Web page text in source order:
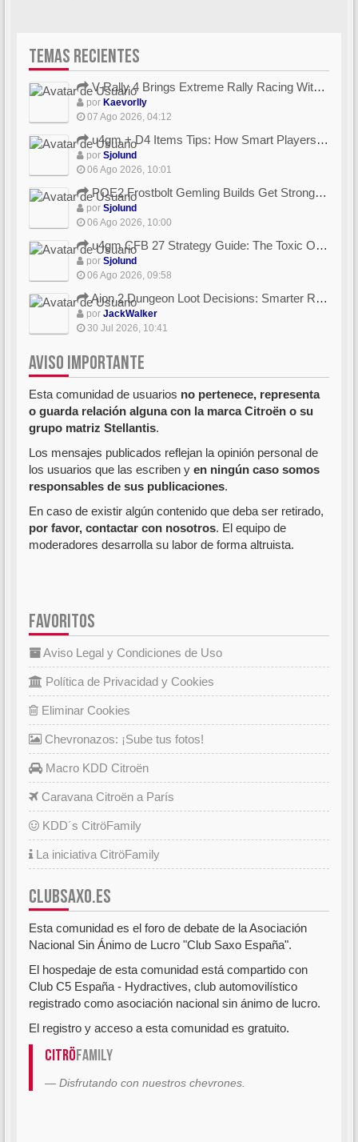
TEMAS RECIENTES
V-Rally 4 Brings Extreme Rally Racing With Challenging Track...
por Kaevorlly
07 Ago 2026, 04:12
u4gm + D4 Items Tips: How Smart Players Optimize Gear, Build...
por Sjolund
06 Ago 2026, 10:01
POE2 Frostbolt Gemling Builds Get Stronger With u4gm’s Ice C...
por Sjolund
06 Ago 2026, 10:00
u4gm CFB 27 Strategy Guide: The Toxic Offensive Scheme Your ...
por Sjolund
06 Ago 2026, 09:58
Aion 2 Dungeon Loot Decisions: Smarter Runs With U4N
por JackWalker
30 Jul 2026, 10:41
AVISO IMPORTANTE
Esta comunidad de usuarios no pertenece, representa
o guarda relación alguna con la marca Citroën o su
grupo matriz Stellantis.
Los mensajes publicados reflejan la opinión personal de
los usuarios que las escriben y en ningún caso somos
responsables de sus publicaciones.
En caso de existir algún contenido que deba ser retirado,
por favor, contactar con nosotros. El equipo de
moderadores desarrolla su labor de forma altruista.
FAVORITOS
Aviso Legal y Condiciones de Uso
Política de Privacidad y Cookies
Eliminar Cookies
Chevronazos: ¡Sube tus fotos!
Macro KDD Citroën
Caravana Citroën a París
KDD´s CitröFamily
La iniciativa CitröFamily
CLUBSAXO.ES
Esta comunidad es el foro de debate de la Asociación
Nacional Sin Ánimo de Lucro "Club Saxo España".
El hospedaje de esta comunidad está compartido con
Club C5 España - Hydractives, club automovilístico
registrado como asociación nacional sin ánimo de lucro.
El registro y acceso a esta comunidad es gratuito.
CitröFamily
Disfrutando con nuestros chevrones.